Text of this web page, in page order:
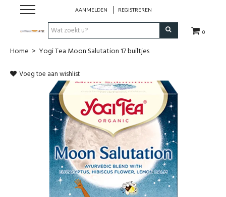
0
AANMELDEN REGISTREREN
Hulp bij
Natuurlijke remedies
Thee & Kruiden
Verzorging
Huis & Gezelligheid
Home > Yogi Tea Moon Salutation 17 builtjes
Voeg toe aan wishlist